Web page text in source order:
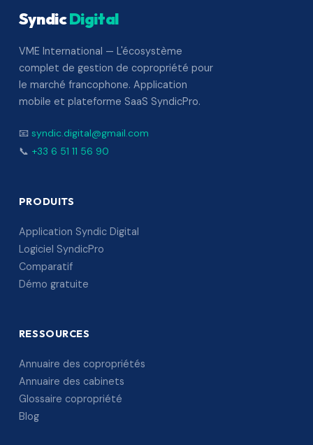
SyndicDigital
VME International — L'écosystème
complet de gestion de copropriété pour
le marché francophone. Application
mobile et plateforme SaaS SyndicPro.
📧 syndic.digital@gmail.com
📞 +33 6 51 11 56 90
PRODUITS
Application Syndic Digital
Logiciel SyndicPro
Comparatif
Démo gratuite
RESSOURCES
Annuaire des copropriétés
Annuaire des cabinets
Glossaire copropriété
Blog